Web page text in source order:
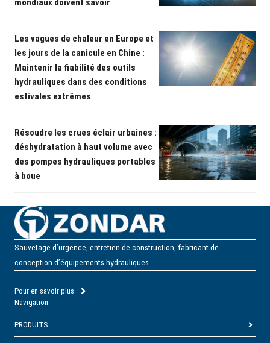
mondiaux doivent savoir
Les vagues de chaleur en Europe et
les jours de la canicule en Chine :
Maintenir la fiabilité des outils
hydrauliques dans des conditions
estivales extrêmes
Résoudre les crues éclair urbaines :
déshydratation à haut volume avec
des pompes hydrauliques portables
à boue
Sauvetage d’urgence, entretien de construction, fabricant de
conception d’équipements hydrauliques
Pour en savoir plus
Navigation
PRODUITS